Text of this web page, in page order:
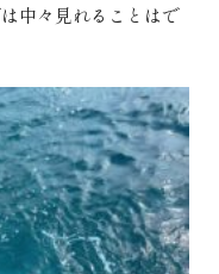
中々見れることはで